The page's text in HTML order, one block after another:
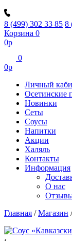
8 (499) 302 33 85 8
Корзина 0
0р
0
0р
Личный
Осетинские
Новинки
Сеты
Соусы
Напитки
Акции
Халяль
Контакты
Информация
О нас
Главная /Магазин